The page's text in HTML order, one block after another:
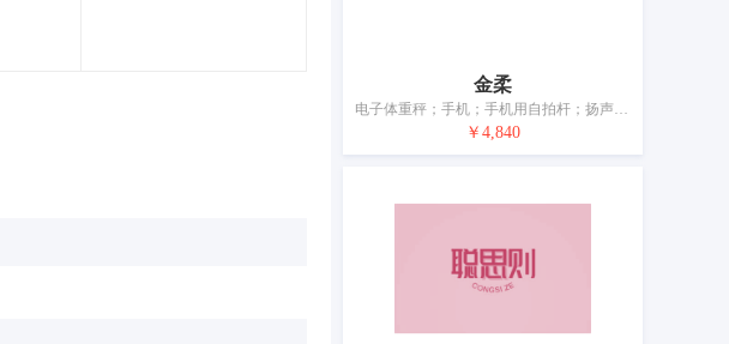
金柔
电子体重秤；手机；手机用自拍杆；扬声器音箱；耳机；电线和电缆；安全头盔；太阳镜；眼镜；无线充电器
￥4,840